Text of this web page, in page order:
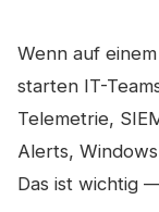
Wenn auf
starten IT-
Telemetrie,
Alerts,
Das ist wichtig